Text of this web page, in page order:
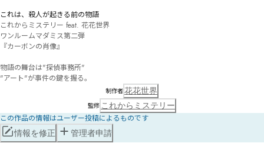
これは、殺人が起きる前の物語
これからミステリー feat. 花花世界
ワンルームマダミス第二弾
『カーボンの肖像』
物語の舞台は"探偵事務所"
"アート"が事件の鍵を握る。
制作者花花世界
監修 これからミステリー
この作品の情報はユーザー投稿によるものです
情報を修正 管理者申請